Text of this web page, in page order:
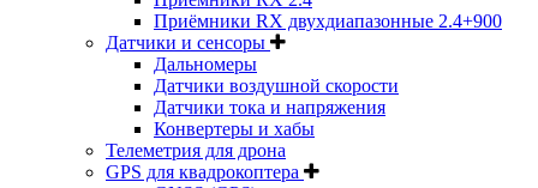
Приёмники RX двухдиапазонные 2.4+900
Датчики и сенсоры
Дальномеры
Датчики воздушной скорости
Датчики тока и напряжения
Конвертеры и хабы
Телеметрия для дрона
GPS для квадрокоптера